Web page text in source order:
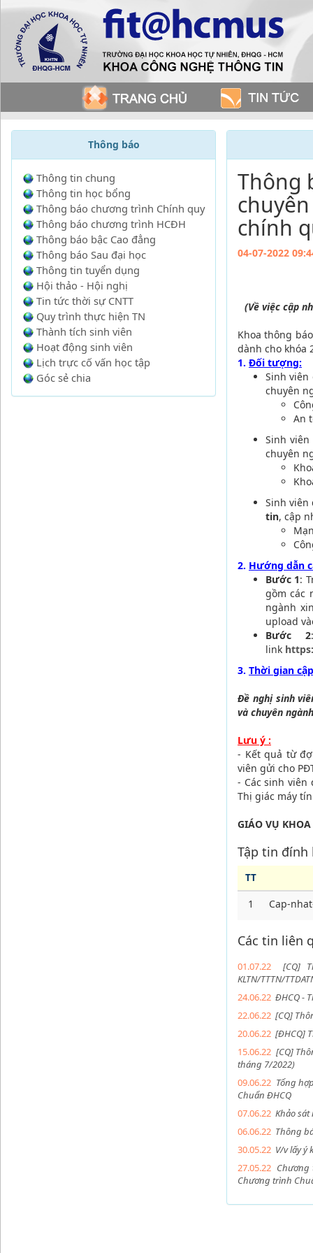
Thông báo
Thông tin chung
Thông tin học bổng
Thông báo chương trình Chính quy
Thông báo chương trình HCĐH
Thông báo bậc Cao đẳng
Thông báo Sau đại học
Thông tin tuyển dụng
Hội thảo - Hội nghị
Tin tức thời sự CNTT
Quy trình thực hiện TN
Thành tích sinh viên
Hoạt động sinh viên
Lịch trực cố vấn học tập
Góc sẻ chia
Thông
chính
04-07-2022
(Về việc cập
Khoa thông
dành cho khóa
1. Đối tượng:
Sinh
chuyên
An
Sinh
chuyên
Sinh viên
tin, cập
2. Hướng dẫn
Bước 1:
gồm các
ngành
upload
Bước 2
link
3. Thời gian
Đề nghị sinh
và chuyên
Lưu ý :
- Kết quả từ
viên gửi cho
- Các sinh
Thị giác máy
GIÁO VỤ KHOA
Tập tin đính
TT
1 Cap-
Các tin liên
01.07.22
[CQ]
KLTN/TTTN/
24.06.22 ĐHCQ -
22.06.22 [CQ]
20.06.22 [ĐHCQ]
15.06.22 [CQ]
tháng 7/2022)
09.06.22 Tổng
Chuẩn ĐHCQ
07.06.22 Khảo
06.06.22 Thông
30.05.22 V/v lấy ý
27.05.22
Chương trình